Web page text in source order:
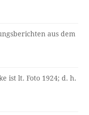
aus dem
ist lt. Foto 1924; d. h.